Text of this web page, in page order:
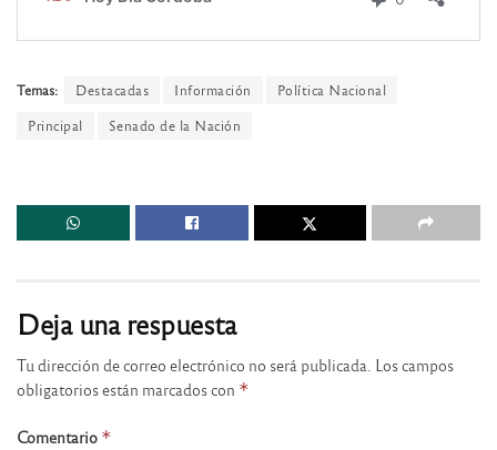
Temas: Destacadas Información
Política Nacional
Principal
Senado de la Nación
Deja una respuesta
Tu dirección de correo electrónico no será publicada. Los campos
obligatorios están marcados con *
Comentario *